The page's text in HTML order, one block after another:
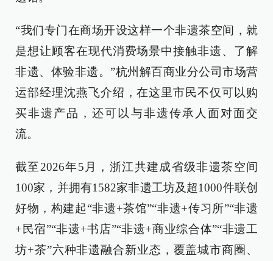
“我们专门在商场开设这样一个非遗茶空间，就
是想让顾客在现代消费场景中接触非遗、了解
非遗、体验非遗。”杭州解百商业分公司市场营
运部经理沈燕飞介绍，在这里市民不仅可以购
买非遗产品，还可以与非遗传承人面对面交
流。
截至2026年5月，浙江共建成省级非遗茶空间
100家，并拥有1582家非遗工坊及超1000件联创
好物，构建起“非遗+茶馆”“非遗+传习所”“非遗
+民宿”“非遗+书店”“非遗+商业综合体”“非遗工
坊+茶”六种非遗融合新业态，覆盖城市商圈、